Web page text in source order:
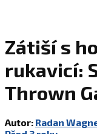
Zátiší s
rukavicí:
Thrown
Autor:Radan